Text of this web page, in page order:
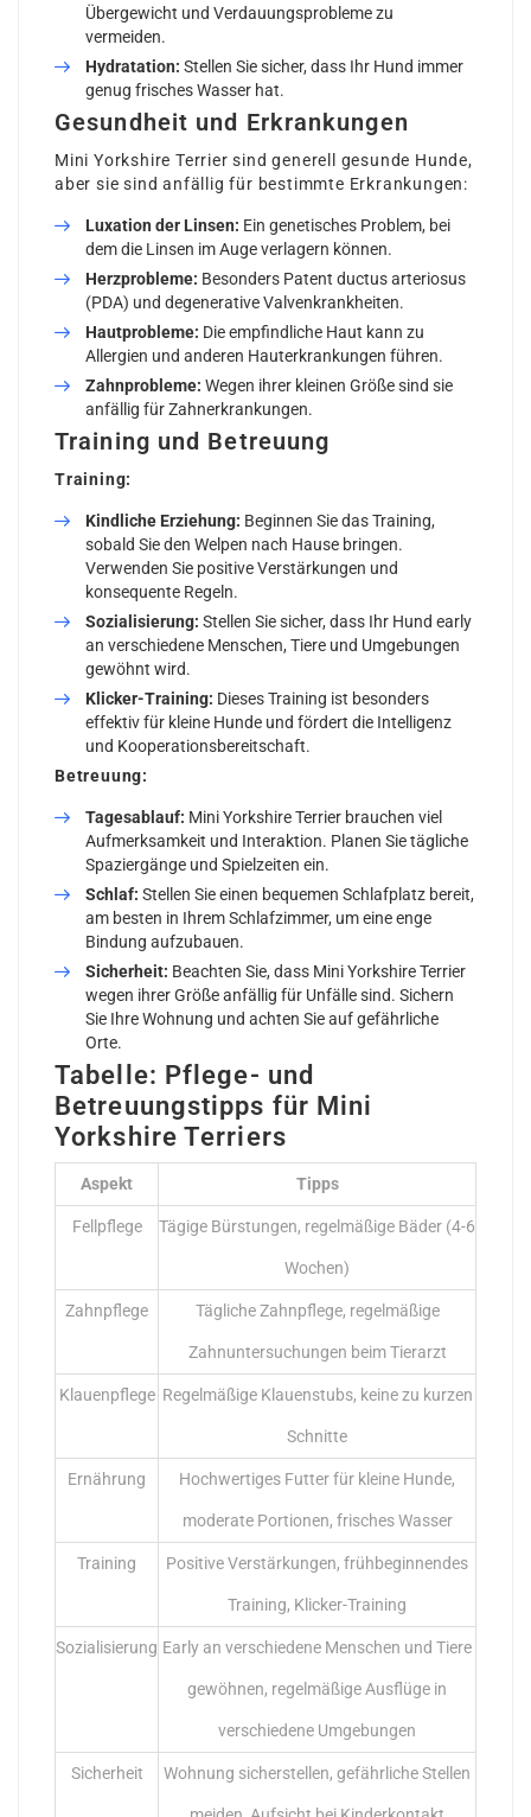
Übergewicht und Verdauungsprobleme zu
vermeiden.
Hydratation: Stellen Sie sicher, dass Ihr Hund immer
genug frisches Wasser hat.
Gesundheit und Erkrankungen
Mini Yorkshire Terrier sind generell gesunde Hunde,
aber sie sind anfällig für bestimmte Erkrankungen:
Luxation der Linsen: Ein genetisches Problem, bei
dem die Linsen im Auge verlagern können.
Herzprobleme: Besonders Patent ductus arteriosus
(PDA) und degenerative Valvenkrankheiten.
Hautprobleme: Die empfindliche Haut kann zu
Allergien und anderen Hauterkrankungen führen.
Zahnprobleme: Wegen ihrer kleinen Größe sind sie
anfällig für Zahnerkrankungen.
Training und Betreuung
Training:
Kindliche Erziehung: Beginnen Sie das Training,
sobald Sie den Welpen nach Hause bringen.
Verwenden Sie positive Verstärkungen und
konsequente Regeln.
Sozialisierung: Stellen Sie sicher, dass Ihr Hund early
an verschiedene Menschen, Tiere und Umgebungen
gewöhnt wird.
Klicker-Training: Dieses Training ist besonders
effektiv für kleine Hunde und fördert die Intelligenz
und Kooperationsbereitschaft.
Betreuung:
Tagesablauf: Mini Yorkshire Terrier brauchen viel
Aufmerksamkeit und Interaktion. Planen Sie tägliche
Spaziergänge und Spielzeiten ein.
Schlaf: Stellen Sie einen bequemen Schlafplatz bereit,
am besten in Ihrem Schlafzimmer, um eine enge
Bindung aufzubauen.
Sicherheit: Beachten Sie, dass Mini Yorkshire Terrier
wegen ihrer Größe anfällig für Unfälle sind. Sichern
Sie Ihre Wohnung und achten Sie auf gefährliche
Orte.
Tabelle: Pflege- und
Betreuungstipps für Mini
Yorkshire Terriers
Aspekt Tipps
Fellpflege Tägige Bürstungen, regelmäßige Bäder (4-6
Wochen)
Zahnpflege Tägliche Zahnpflege, regelmäßige
Zahnuntersuchungen beim Tierarzt
Klauenpflege Regelmäßige Klauenstubs, keine zu kurzen
Schnitte
Ernährung Hochwertiges Futter für kleine Hunde,
moderate Portionen, frisches Wasser
Training Positive Verstärkungen, frühbeginnendes
Training, Klicker-Training
Sozialisierung Early an verschiedene Menschen und Tiere
gewöhnen, regelmäßige Ausflüge in
verschiedene Umgebungen
Sicherheit Wohnung sicherstellen, gefährliche Stellen